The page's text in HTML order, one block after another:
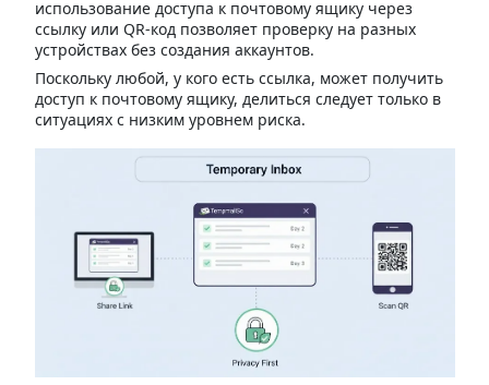
использование доступа к почтовому ящику через
ссылку или QR-код позволяет проверку на разных
устройствах без создания аккаунтов.
Поскольку любой, у кого есть ссылка, может получить
доступ к почтовому ящику, делиться следует только в
ситуациях с низким уровнем риска.